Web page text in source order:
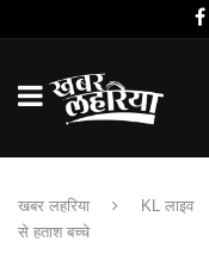
खबर लहरिया KL लाइव
से हताश बच्चे